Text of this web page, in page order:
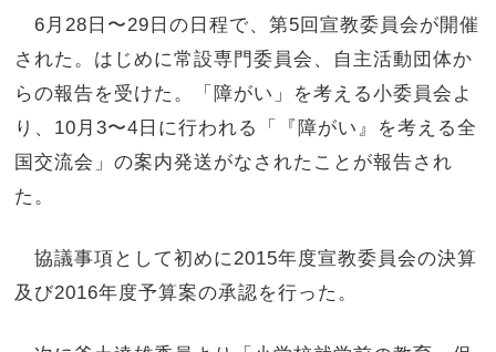
6月28日〜29日の日程で、第5回宣教委員会が開催
された。はじめに常設専門委員会、自主活動団体か
らの報告を受けた。「障がい」を考える小委員会よ
り、10月3〜4日に行われる「『障がい』を考える全
国交流会」の案内発送がなされたことが報告され
た。
協議事項として初めに2015年度宣教委員会の決算
及び2016年度予算案の承認を行った。